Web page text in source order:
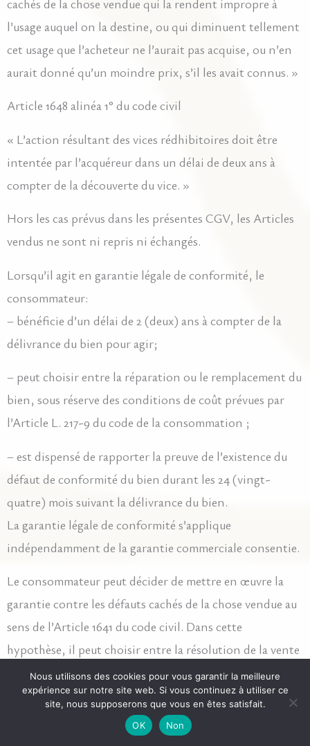
cachés de la chose vendue qui la rendent impropre à
l’usage auquel on la destine, ou qui diminuent tellement
cet usage que l’acheteur ne l’aurait pas acquise, ou n’en
aurait donné qu’un moindre prix, s’il les avait connus. »
Article 1648 alinéa 1° du code civil
« L’action résultant des vices rédhibitoires doit être
intentée par l’acquéreur dans un délai de deux ans à
compter de la découverte du vice. »
Hors les cas prévus dans les présentes CGV, les Articles
vendus ne sont ni repris ni échangés.
Lorsqu’il agit en garantie légale de conformité, le
consommateur:
– bénéficie d’un délai de 2 (deux) ans à compter de la
délivrance du bien pour agir;
– peut choisir entre la réparation ou le remplacement du
bien, sous réserve des conditions de coût prévues par
l’Article L. 217-9 du code de la consommation ;
– est dispensé de rapporter la preuve de l’existence du
défaut de conformité du bien durant les 24 (vingt-
quatre) mois suivant la délivrance du bien.
La garantie légale de conformité s’applique
indépendamment de la garantie commerciale consentie.
Le consommateur peut décider de mettre en œuvre la
garantie contre les défauts cachés de la chose vendue au
sens de l’Article 1641 du code civil. Dans cette
hypothèse, il peut choisir entre la résolution de la vente
ou une réduction du prix de vente conformément à
l’Article 1644 du code civil.
Nous utilisons des cookies pour vous garantir la meilleure
expérience sur notre site web. Si vous continuez à utiliser ce
site, nous supposerons que vous en êtes satisfait.
OK
Non